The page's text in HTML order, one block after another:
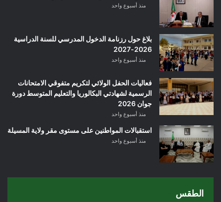
منذ أسبوع واحد
بلاغ حول رزنامة الدخول المدرسي للسنة الدراسية
2026-2027
منذ أسبوع واحد
فعاليات الحفل الولائي لتكريم متفوقي الامتحانات
الرسمية لشهادتي البكالوريا والتعليم المتوسط دورة
جوان 2026
منذ أسبوع واحد
استقبالات المواطنين على مستوى مقر ولاية المسيلة
منذ أسبوع واحد
الطقس